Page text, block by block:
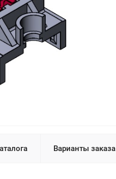
Варианты заказа